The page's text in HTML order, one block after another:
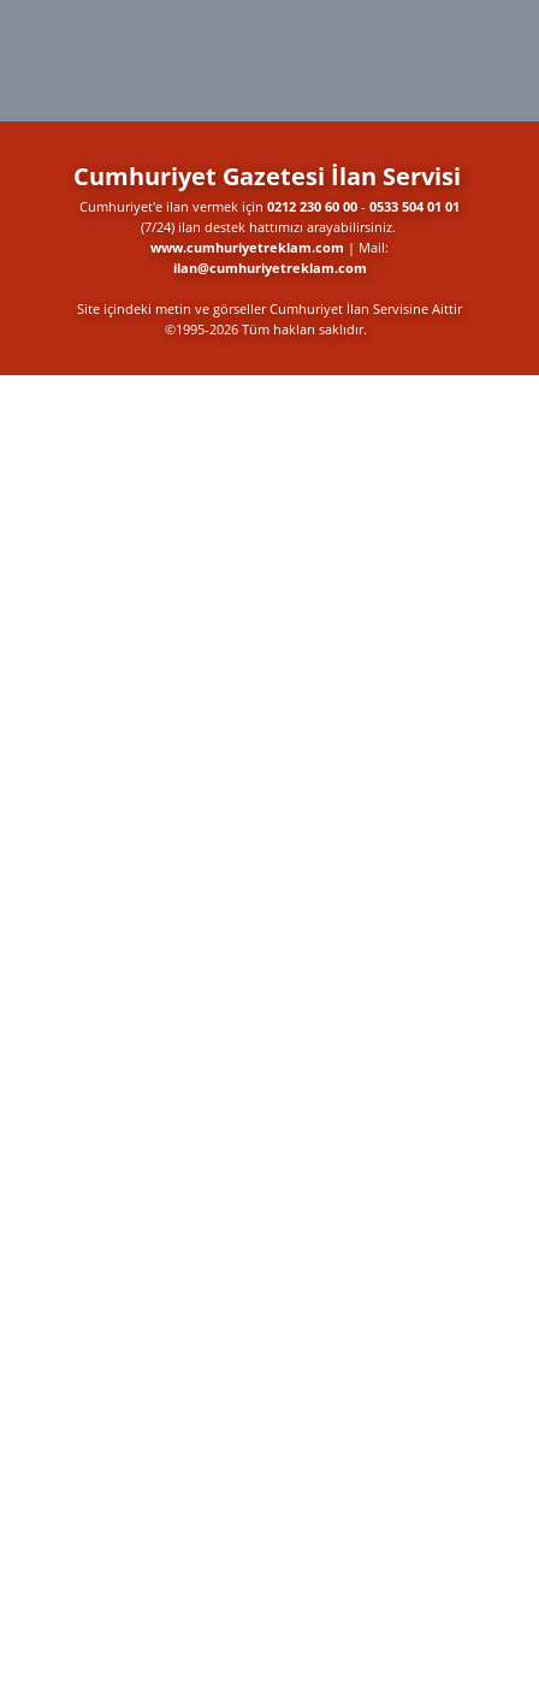
Cumhuriyet Gazetesi İlan Servisi
Cumhuriyet'e ilan vermek için 0212 230 60 00 - 0533 504 01 01
(7/24) ilan destek​ hattımızı arayabilirsiniz.
www.cumhuriyetreklam.com | Mail:
ilan@cumhuriyetreklam.com
Site içindeki metin ve görseller Cumhuriyet İlan Servisine Aittir
©1995-2026 Tüm hakları saklıdır.